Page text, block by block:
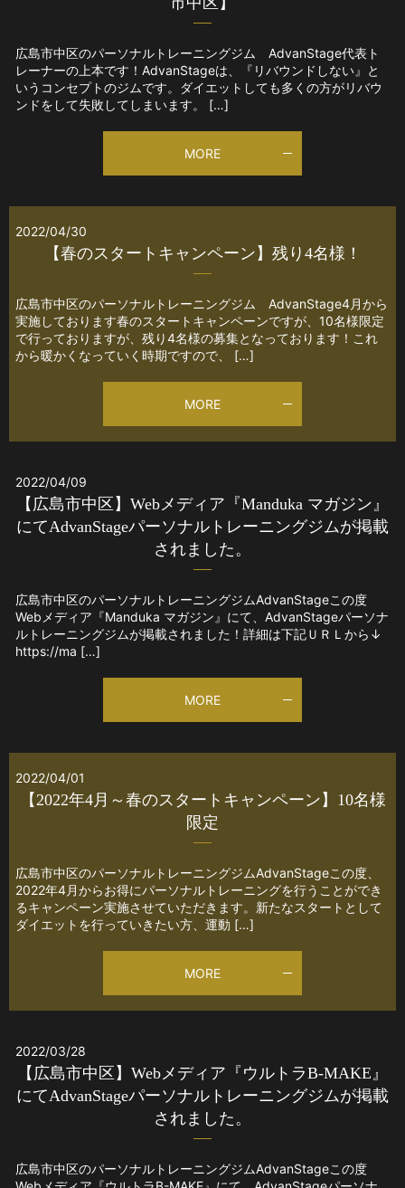
広島市中区のパーソナルトレーニングジム AdvanStage代表ト
レーナーの上本です！AdvanStageは、『リバウンドしない』と
いうコンセプトのジムです。ダイエットしても多くの方がリバウ
ンドをして失敗してしまいます。 […]
MORE
2022/04/30
【春のスタートキャンペーン】残り4名様！
広島市中区のパーソナルトレーニングジム AdvanStage4月から
実施しております春のスタートキャンペーンですが、10名様限定
で行っておりますが、残り4名様の募集となっております！これ
から暖かくなっていく時期ですので、 […]
MORE
2022/04/09
【広島市中区】Webメディア『Manduka マガジン』
にてAdvanStageパーソナルトレーニングジムが掲載
されました。
広島市中区のパーソナルトレーニングジムAdvanStageこの度
Webメディア『Manduka マガジン』にて、AdvanStageパーソナ
ルトレーニングジムが掲載されました！詳細は下記ＵＲＬから↓
https://ma […]
MORE
2022/04/01
【2022年4月～春のスタートキャンペーン】10名様
限定
広島市中区のパーソナルトレーニングジムAdvanStageこの度、
2022年4月からお得にパーソナルトレーニングを行うことができ
るキャンペーン実施させていただきます。新たなスタートとして
ダイエットを行っていきたい方、運動 […]
MORE
2022/03/28
【広島市中区】Webメディア『ウルトラB-MAKE』
にてAdvanStageパーソナルトレーニングジムが掲載
されました。
広島市中区のパーソナルトレーニングジムAdvanStageこの度